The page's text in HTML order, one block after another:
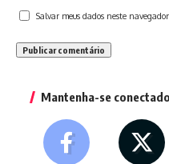
Salvar meus dados neste
Mantenha-se